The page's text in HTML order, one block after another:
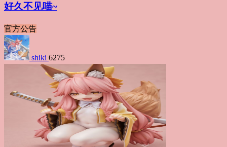
好久不见喵~
官方公告
shiki 6275